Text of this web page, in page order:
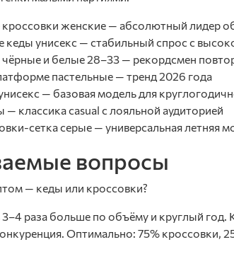
женские — абсолютный лидер
кеды унисекс — стабильный спрос с
и белые 28–33 — рекордсмен
пастельные — тренд 2026 года
— базовая модель для
классика casual с лояльной аудиторией
сетка серые — универсальная летняя
вопросы
— кеды или кроссовки?
раза больше по объёму и круглый
Оптимально: 75% кроссовки,